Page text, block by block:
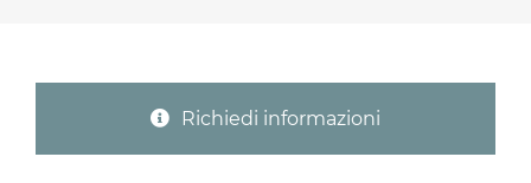
Richiedi informazioni